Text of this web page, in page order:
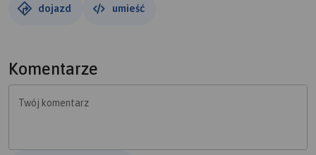
dojazd umieść
Komentarze
Twój komentarz